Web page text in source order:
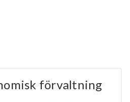
förvaltning